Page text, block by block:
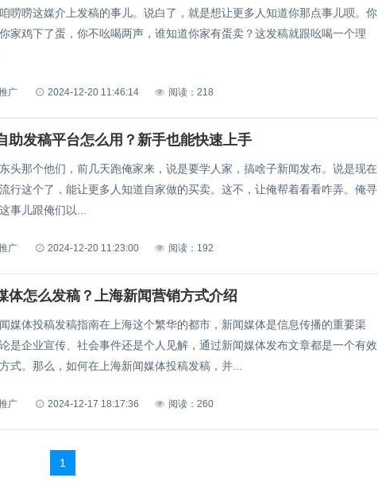
唠唠这媒介上发稿的事儿。说白了，就是想让更多人知道你那点事儿呗。你
家鸡下了蛋，你不吆喝两声，谁知道你家有蛋卖？这发稿就跟吆喝一个理
广 2024-12-20 11:46:14 阅读：218
助发稿平台怎么用？新手也能快速上手
头那个他们，前几天跑俺家来，说是要学人家，搞啥子新闻发布。说是现在
行这个了，能让更多人知道自家做的买卖。这不，让俺帮着看看咋弄。俺寻
事儿跟俺们以...
广 2024-12-20 11:23:00 阅读：192
体怎么发稿？上海新闻营销方式介绍
闻媒体投稿发稿指南‌在上海这个繁华的都市，新闻媒体是信息传播的重要渠
是企业宣传、社会事件还是个人见解，通过新闻媒体发布文章都是一个有效
式。那么，如何在上海新闻媒体投稿发稿，并...
广 2024-12-17 18:17:36 阅读：260
1